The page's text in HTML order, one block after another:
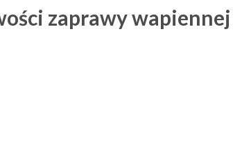
zaprawy wapiennej